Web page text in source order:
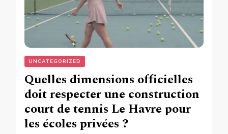
UNCATEGORIZED
Quelles dimensions officielles
doit respecter une construction
court de tennis Le Havre pour
les écoles privées ?